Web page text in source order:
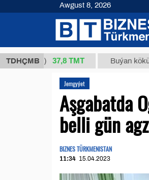
TDHÇMB
(kg.) 37,8 ТМТ Buýan köküniň
Jemgyýet
Aşgabatda
belli gün
BIZNES TÜRKMENISTAN
11:34 15.04.2023
Awgust 8, 2026